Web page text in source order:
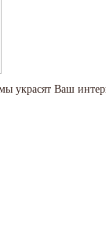
украсят Ваш